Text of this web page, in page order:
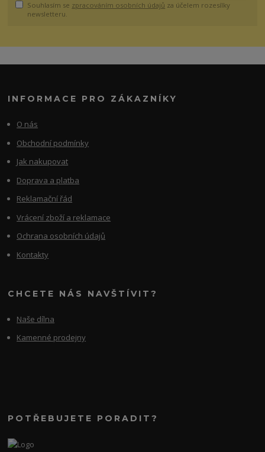
Souhlasím se zpracováním osobních údajů za účelem rozesílky
newsletteru.
INFORMACE PRO ZÁKAZNÍKY
O nás
Obchodní podmínky
Jak nakupovat
Doprava a platba
Reklamační řád
Vrácení zboží a reklamace
Ochrana osobních údajů
Kontakty
CHCETE NÁS NAVŠTÍVIT?
Naše dílna
Kamenné prodejny
POTŘEBUJETE PORADIT?